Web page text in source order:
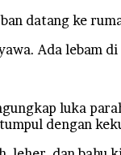
datang ke
Ada lebam
luka
dengan